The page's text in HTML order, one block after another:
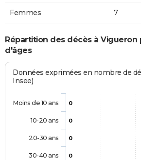
Femmes 7
Répartition des décès à Vigueron
d'âges
Données exprimées en nombre de
Insee)
0
0
0
0
Moins de 10 ans
10-20 ans
20-30 ans
30-40 ans